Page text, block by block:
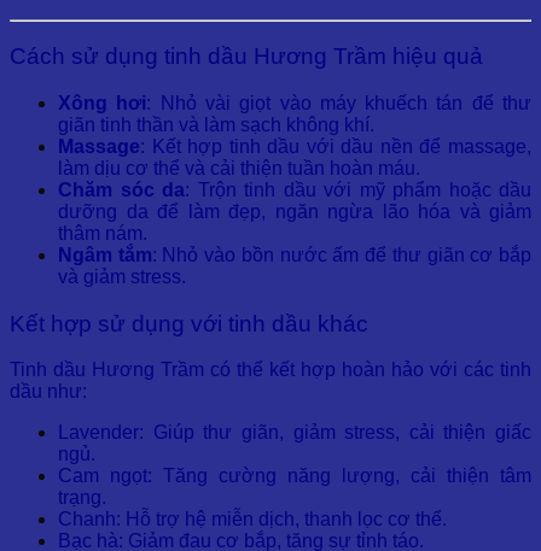
Cách sử dụng tinh dầu Hương Trầm hiệu quả
Xông hơi: Nhỏ vài giọt vào máy khuếch tán để thư
giãn tinh thần và làm sạch không khí.
Massage: Kết hợp tinh dầu với dầu nền để massage,
làm dịu cơ thể và cải thiện tuần hoàn máu.
Chăm sóc da: Trộn tinh dầu với mỹ phẩm hoặc dầu
dưỡng da để làm đẹp, ngăn ngừa lão hóa và giảm
thâm nám.
Ngâm tắm: Nhỏ vào bồn nước ấm để thư giãn cơ bắp
và giảm stress.
Kết hợp sử dụng với tinh dầu khác
Tinh dầu Hương Trầm có thể kết hợp hoàn hảo với các tinh
dầu như:
Lavender: Giúp thư giãn, giảm stress, cải thiện giấc
ngủ.
Cam ngọt: Tăng cường năng lượng, cải thiện tâm
trạng.
Chanh: Hỗ trợ hệ miễn dịch, thanh lọc cơ thể.
Bạc hà: Giảm đau cơ bắp, tăng sự tỉnh táo.